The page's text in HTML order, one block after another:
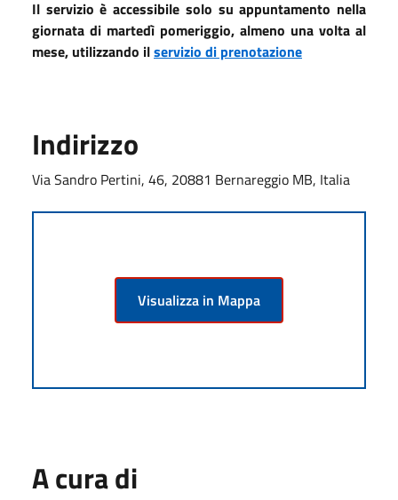
Il servizio è accessibile solo su appuntamento nella
giornata di martedì pomeriggio, almeno una volta al
mese, utilizzando ilservizio di prenotazione
Indirizzo
Via Sandro Pertini, 46, 20881 Bernareggio MB, Italia
Visualizza in Mappa
A cura di